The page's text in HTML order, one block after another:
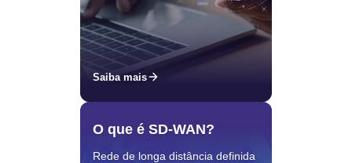
Saiba mais
O que é SD-WAN?
Rede de longa distância definida